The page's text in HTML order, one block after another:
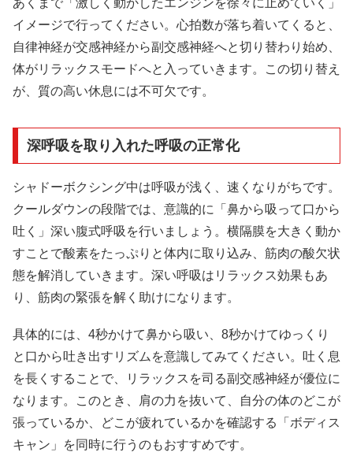
イメージで行ってください。心拍数が落ち着いてくると、
自律神経が交感神経から副交感神経へと切り替わり始め、
体がリラックスモードへと入っていきます。この切り替え
が、質の高い休息には不可欠です。
深呼吸を取り入れた呼吸の正常化
シャドーボクシング中は呼吸が浅く、速くなりがちです。
クールダウンの段階では、意識的に「鼻から吸って口から
吐く」深い腹式呼吸を行いましょう。横隔膜を大きく動か
すことで酸素をたっぷりと体内に取り込み、筋肉の酸欠状
態を解消していきます。深い呼吸はリラックス効果もあ
り、筋肉の緊張を解く助けになります。
具体的には、4秒かけて鼻から吸い、8秒かけてゆっくり
と口から吐き出すリズムを意識してみてください。吐く息
を長くすることで、リラックスを司る副交感神経が優位に
なります。このとき、肩の力を抜いて、自分の体のどこが
張っているか、どこが疲れているかを確認する「ボディス
キャン」を同時に行うのもおすすめです。